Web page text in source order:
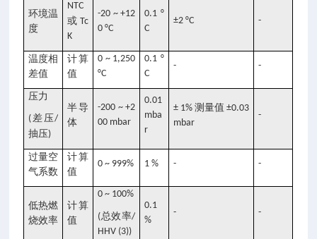
环境温
度
NTC
或 Tc
K
-20 ~ +12
0 °C
0.1 °
C
±2 °C -
温度相
差值
计算
值
0 ~ 1,250
°C
0.1 °
C
- -
压力
( 差压/
抽压)
半导
体
-200 ~ +2
00 mbar
0.01
mba
r
± 1%测量值 ±0.03
mbar
-
过量空
气系数
计算
值
0 ~ 999% 1 % - -
低热燃
烧效率
计算
值
0 ~ 100%
(总效率/
HHV (3))
0.1
%
- -